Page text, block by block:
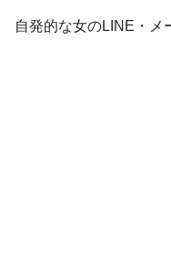
自発的な女のLINE・メ